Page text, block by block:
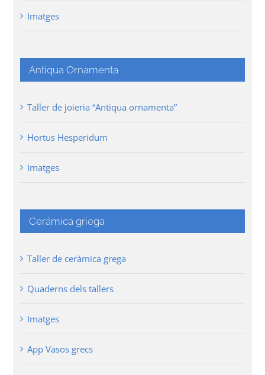
Imatges
Antiqua Ornamenta
Taller de joieria “Antiqua ornamenta”
Hortus Hesperidum
Imatges
Cerámica griega
Taller de ceràmica grega
Quaderns dels tallers
Imatges
App Vasos grecs